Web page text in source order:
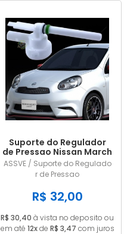
Suporte do Regulador
de Pressao Nissan March
/ Versa 1.0 1.6 2011/... em
diante
ASSVE / Suporte do Regulado
r de Pressao
R$ 32,00
R$ 30,40 à vista no deposito ou
em até 12xde R$ 3,47 com juros